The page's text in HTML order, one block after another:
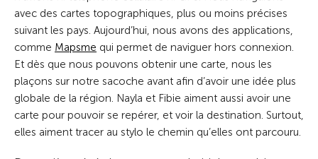
avec des cartes topographiques, plus ou moins précises
suivant les pays. Aujourd’hui, nous avons des applications,
comme Mapsme qui permet de naviguer hors connexion.
Et dès que nous pouvons obtenir une carte, nous les
plaçons sur notre sacoche avant afin d’avoir une idée plus
globale de la région. Nayla et Fibie aiment aussi avoir une
carte pour pouvoir se repérer, et voir la destination. Surtout,
elles aiment tracer au stylo le chemin qu’elles ont parcouru.